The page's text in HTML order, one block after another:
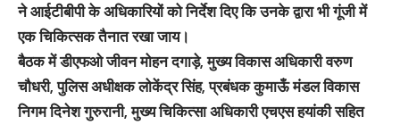
ने आईटीबीपी के अधिकारियों को निर्देश दिए कि उनके द्वारा भी गूंजी में
एक चिकित्सक तैनात रखा जाय।
बैठक में डीएफओ जीवन मोहन दगाड़े, मुख्य विकास अधिकारी वरुण
चौधरी, पुलिस अधीक्षक लोकेंद्र सिंह, प्रबंधक कुमाऊँ मंडल विकास
निगम दिनेश गुरुरानी, मुख्य चिकित्सा अधिकारी एचएस हयांकी सहित